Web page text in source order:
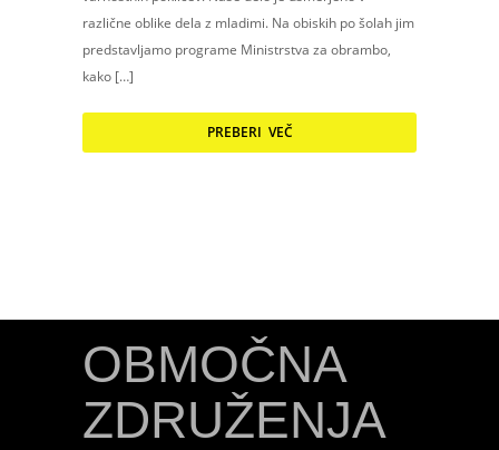
različne oblike dela z mladimi. Na obiskih po šolah jim
predstavljamo programe Ministrstva za obrambo,
kako […]
PREBERI VEČ
OBMOČNA
ZDRUŽENJA